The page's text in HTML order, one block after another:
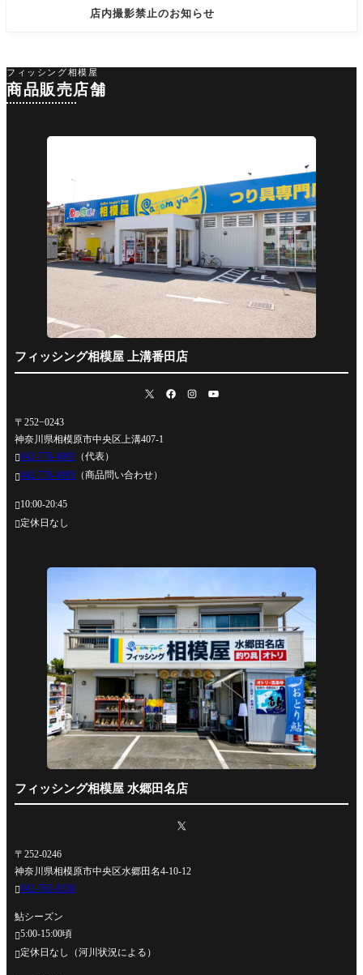
店内撮影禁止のお知らせ
フィッシング相模屋
商品販売店舗
フィッシング相模屋 上溝番田店
〒252−0243
神奈川県相模原市中央区上溝407-1
042-778-4991 （代表）
042-778-4995 （商品問い合わせ）
10:00-20:45
定休日なし
フィッシング相模屋 水郷田名店
〒252-0246
神奈川県相模原市中央区水郷田名4-10-12
042-762-0330
鮎シーズン
5:00-15:00頃
定休日なし（河川状況による）